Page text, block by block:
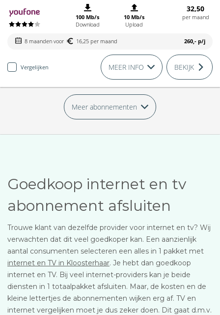
100 Mb/s
Download
10 Mb/s
Upload
32,50
per maand
8 maanden voor 16,25 per maand 260,- p/j
Vergelijken MEER INFO BEKIJK
Meer abonnementen
Goedkoop internet en tv
abonnement afsluiten
Trouwe klant van dezelfde provider voor internet en tv? Wij
verwachten dat dit veel goedkoper kan. Een aanzienlijk
aantal consumenten selecteren een alles in 1 pakket met
internet en TV in Kloosterhaar. Je hebt dan goedkoop
internet en TV. Bij veel internet-providers kan je beide
diensten in 1 totaalpakket afsluiten. Maar, de kosten en de
kleine lettertjes de abonnementen wijken erg af. TV en
internet vergelijken moet je dus zeker doen. Dit gaat d.m.v.